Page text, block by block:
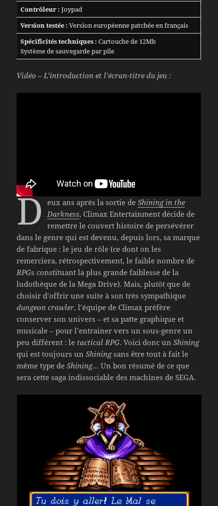
Contrôleur : Joypad
Version testée : Version européenne patchée en français
Spécificités techniques : Cartouche de 12Mb
Système de sauvegarde par pile
Vidéo – L’introduction et l’écran-titre du jeu :
D eux ans après la sortie de Shining in the
Darkness, Climax Entertainment décide de
remettre le couvert histoire de persévérer
dans le genre qui est devenu, depuis lors, sa marque
de fabrique : le jeu de rôle (ce dont on les
remerciera, rétrospectivement, le faible nombre de
RPGs constituant la plus grande faiblesse de la
ludothèque de la Mega Drive). Mais, plutôt que de
choisir d’offrir une suite à son très sympathique
dungeon crawler, l’équipe de Climax préfère
conserver son univers – et sa patte graphique et
musicale – pour l’entrainer vers un sous-genre un
peu différent : le tactical RPG. Voici donc unShining
qui est toujours unShiningsans être tout à fait le
même type deShining… Un bon résumé de ce que
sera cette saga indissociable des machines de SEGA.